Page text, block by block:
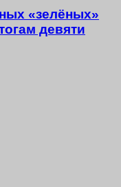
«зелёных»
девяти